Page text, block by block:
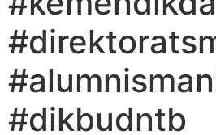
#dikbudntb